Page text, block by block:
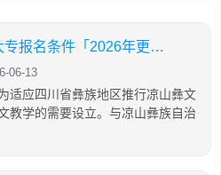
四川省彝文学校五年制大专报名条件「2026年更新」
06-13
适应四川省彝族地区推行凉山彝文
教学的需要设立。与凉山彝族自治